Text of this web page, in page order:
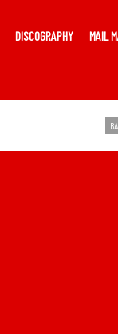
DISCOGRAPHY MAIL